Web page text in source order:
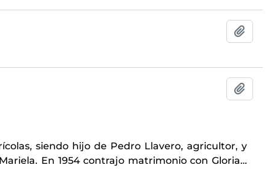
siendo hijo de Pedro Llavero, agricultor, y
En 1954 contrajo matrimonio con Gloria…